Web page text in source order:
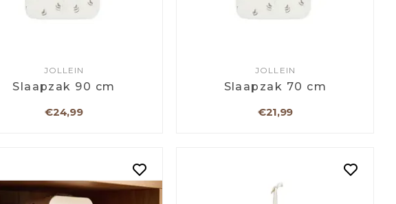
JOLLEIN
Slaapzak 90 cm
€24,99
JOLLEIN
Slaapzak 70 cm
€21,99